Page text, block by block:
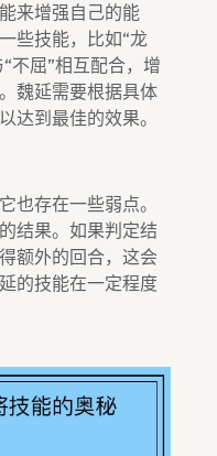
来增强自己的能
些技能，比如“龙
不屈”相互配合，增
魏延需要根据具体
达到最佳的效果。
也存在一些弱点。
结果。如果判定结
额外的回合，这会
的技能在一定程度